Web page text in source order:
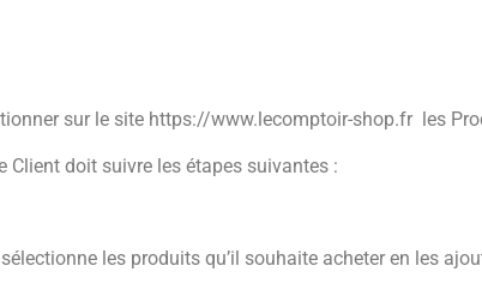
sur le site https://www.lecomptoir-shop.fr les
Client doit suivre les étapes suivantes :
les produits qu’il souhaite acheter en les